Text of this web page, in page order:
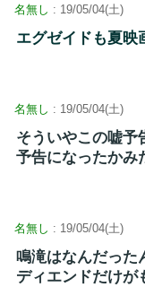
名無し : 19/05/04(土)
エグゼイドも夏映
名無し : 19/05/04(土)
そういやこの嘘予
予告になったかみ
名無し : 19/05/04(土)
鳴滝はなんだった
ディエンドだけが